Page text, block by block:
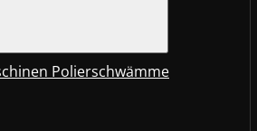
Polierschwämme